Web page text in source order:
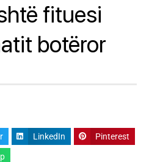
fituesi
botëror
LinkedIn Pinterest